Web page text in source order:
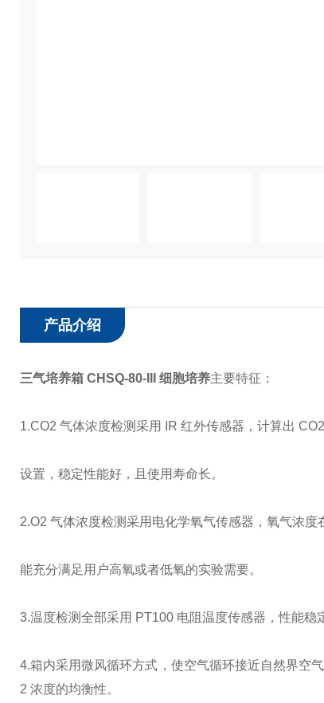
产品介绍
三气培养箱 CHSQ-80-III 细胞培养主要特征：
1.CO2 气体浓度检测采用 IR 红外传感器，计算出
设置，稳定性能好，且使用寿命长。
2.O2 气体浓度检测采用电化学氧气传感器，氧气浓度
能充分满足用户高氧或者低氧的实验需要。
3.温度检测全部采用 PT100 电阻温度传感器，性能稳
4.箱内采用微风循环方式，使空气循环接近自然界空
2 浓度的均衡性。